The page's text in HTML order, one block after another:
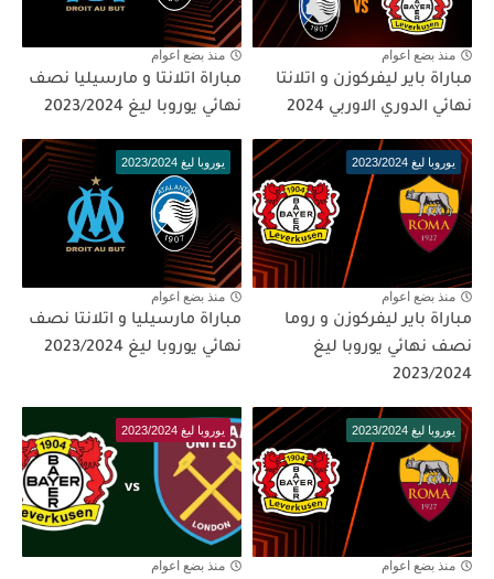
منذ بضع اعوام
مباراة باير ليفركوزن و اتلانتا
نهائي الدوري الاوربي 2024
منذ بضع اعوام
مباراة اتلانتا و مارسيليا نصف
نهائي يوروبا ليغ 2023/2024
يوروبا ليغ 2023/2024
منذ بضع اعوام
مباراة باير ليفركوزن و روما
نصف نهائي يوروبا ليغ
2023/2024
يوروبا ليغ 2023/2024
منذ بضع اعوام
مباراة مارسيليا و اتلانتا نصف
نهائي يوروبا ليغ 2023/2024
يوروبا ليغ 2023/2024
منذ بضع اعوام
يوروبا ليغ 2023/2024
منذ بضع اعوام